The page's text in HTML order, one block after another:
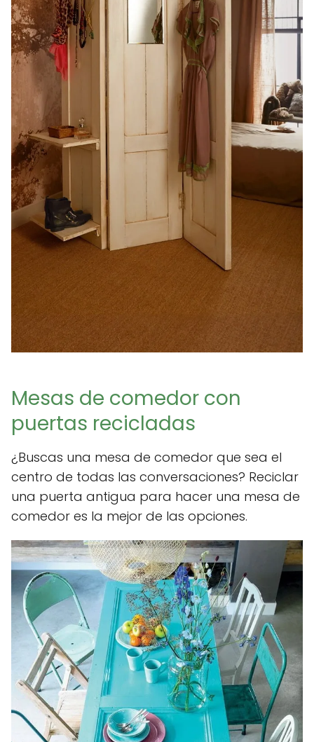
Mesas de comedor con
puertas recicladas
¿Buscas una mesa de comedor que sea el
centro de todas las conversaciones? Reciclar
una puerta antigua para hacer una mesa de
comedor es la mejor de las opciones.